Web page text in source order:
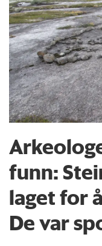
funn:
laget for
De var